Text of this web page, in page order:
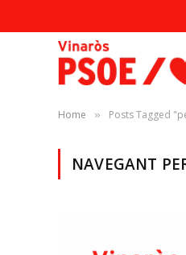
Home » Posts Tagged
NAVEGANT